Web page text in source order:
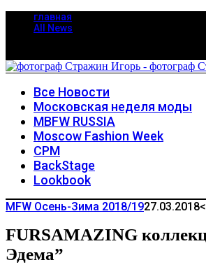
главная
All News
Все Новости
Московская неделя моды
MBFW RUSSIA
Moscow Fashion Week
CPM
BackStage
Lookbook
MFW Осень-Зима 2018/1927.03.2018
FURSAMAZING
Эдема”